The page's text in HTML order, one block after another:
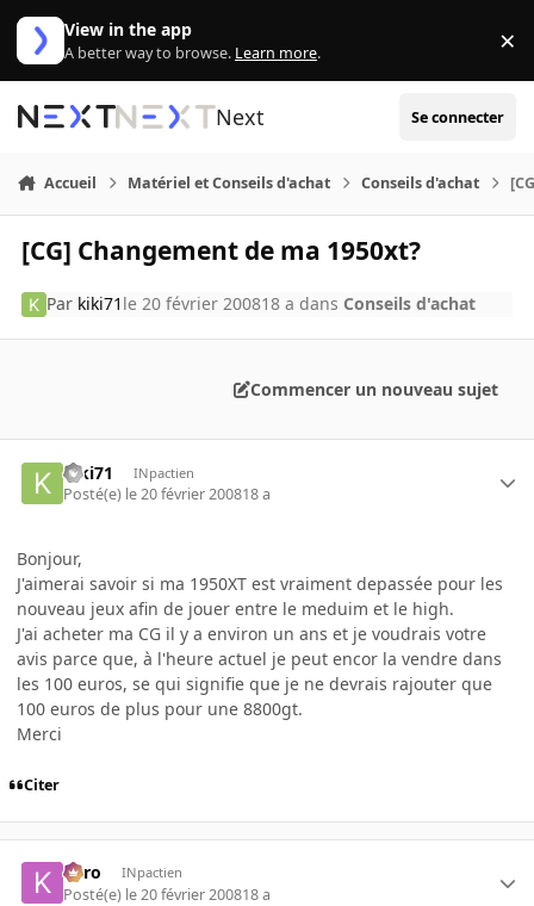
Aller au contenu
View in the app
A better way to browse. Learn more. ×
Next Se connecter
Accueil Matériel et Conseils d'achat Conseils d'achat
[CG] Changement de ma 1950xt?
Par kiki71 le 20 février 200818 a dans Conseils d'achat
Commencer un nouveau sujet
kiki71 INpactien
Posté(e) le 20 février 200818 a
Bonjour,
J'aimerai savoir si ma 1950XT est vraiment depassée pour les
nouveau jeux afin de jouer entre le meduim et le high.
J'ai acheter ma CG il y a environ un ans et je voudrais votre
avis parce que, à l'heure actuel je peut encor la vendre dans
les 100 euros, se qui signifie que je ne devrais rajouter que
100 euros de plus pour une 8800gt.
Merci
Citer
kyro INpactien
Posté(e) le 20 février 200818 a